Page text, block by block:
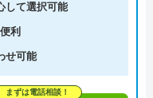
して選択可能
利
せ可能
まずは電話相談！